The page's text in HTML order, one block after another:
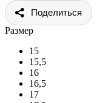
Поделиться
Размер
15
15,5
16
16,5
17